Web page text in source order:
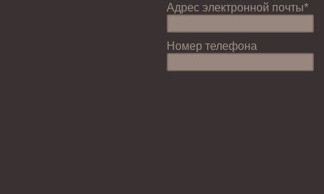
Адрес электронной почты*
Номер телефона